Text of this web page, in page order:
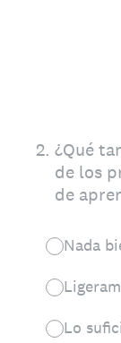
2. ¿Qué
de los
de
Nada
Lo